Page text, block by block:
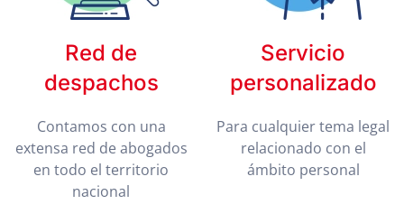
Red de
despachos
Contamos con una
extensa red de abogados
en todo el territorio
nacional
Servicio
personalizado
Para cualquier tema legal
relacionado con el
ámbito personal